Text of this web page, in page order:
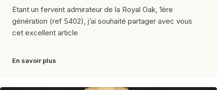
Etant un fervent admirateur de la Royal Oak, 1ère
génération (ref 5402), j’ai souhaité partager avec vous
cet excellent article
En savoir plus